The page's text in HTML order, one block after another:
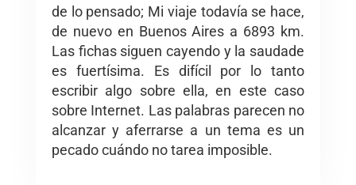
de lo pensado; Mi viaje todavía se hace,
de nuevo en Buenos Aires a 6893 km.
Las fichas siguen cayendo y la saudade
es fuertísima. Es difícil por lo tanto
escribir algo sobre ella, en este caso
sobre Internet. Las palabras parecen no
alcanzar y aferrarse a un tema es un
pecado cuándo no tarea imposible.